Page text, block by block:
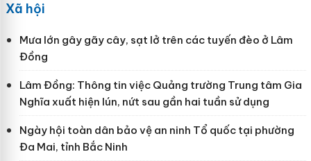
Xã hội
Mưa lớn gây gãy cây, sạt lở trên các tuyến đèo ở Lâm
Đồng
Lâm Đồng: Thông tin việc Quảng trường Trung tâm Gia
Nghĩa xuất hiện lún, nứt sau gần hai tuần sử dụng
Ngày hội toàn dân bảo vệ an ninh Tổ quốc tại phường
Đa Mai, tỉnh Bắc Ninh